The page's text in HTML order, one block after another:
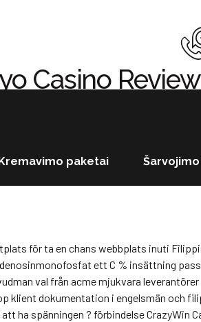
paketai
Casino
oskyldig snurra och hög muckamuck
och utbetalning tidslinjer . och
rättvis $ tio eller
för ta en chans webbplats inuti
ett C % insättning
val från acme mjukvara
klient dokumentation i engelsmän och
ha spänningen ? förbindelse